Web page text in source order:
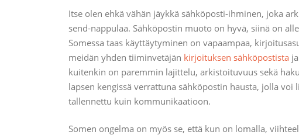
Itse olen ehkä vähän jäykkä sähköposti-ihminen, joka
send-nappulaa. Sähköpostin muoto on hyvä, siinä on
Somessa taas käyttäytyminen on vapaampaa,
meidän yhden tiiminvetäjän kirjoituksen sähköpostista
kuitenkin on paremmin lajittelu, arkistoituvuus sekä
lapsen kengissä verrattuna sähköpostin hausta, jolla
tallennettu kuin kommunikaatioon.
Somen ongelma on myös se, että kun on lomalla,